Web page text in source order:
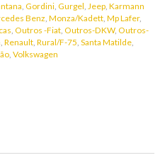
, Gordini, Gurgel, Jeep, Karmann
Benz, Monza/Kadett, Mp Lafer,
, Outros -Fiat, Outros-DKW, Outros-
, Renault, Rural/F-75, Santa Matilde,
, Volkswagen